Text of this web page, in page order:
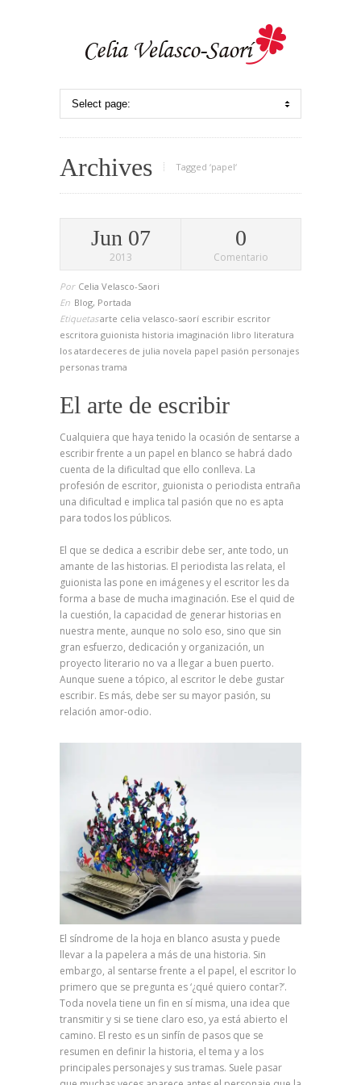
Archives Tagged ‘papel‘
Jun 07
2013
0
Comentario
Por Celia Velasco-Saori
En Blog, Portada
Etiquetasarte celia velasco-saorí escribir escritor
escritora guionista historia imaginación libro literatura
los atardeceres de julia novela papel pasión personajes
personas trama
El arte de escribir
Cualquiera que haya tenido la ocasión de sentarse a
escribir frente a un papel en blanco se habrá dado
cuenta de la dificultad que ello conlleva. La
profesión de escritor, guionista o periodista entraña
una dificultad e implica tal pasión que no es apta
para todos los públicos.
El que se dedica a escribir debe ser, ante todo, un
amante de las historias. El periodista las relata, el
guionista las pone en imágenes y el escritor les da
forma a base de mucha imaginación. Ese el quid de
la cuestión, la capacidad de generar historias en
nuestra mente, aunque no solo eso, sino que sin
gran esfuerzo, dedicación y organización, un
proyecto literario no va a llegar a buen puerto.
Aunque suene a tópico, al escritor le debe gustar
escribir. Es más, debe ser su mayor pasión, su
relación amor-odio.
El síndrome de la hoja en blanco asusta y puede
llevar a la papelera a más de una historia. Sin
embargo, al sentarse frente a el papel, el escritor lo
primero que se pregunta es ‘¿qué quiero contar?’.
Toda novela tiene un fin en sí misma, una idea que
transmitir y si se tiene claro eso, ya está abierto el
camino. El resto es un sinfín de pasos que se
resumen en definir la historia, el tema y a los
principales personajes y sus tramas. Suele pasar